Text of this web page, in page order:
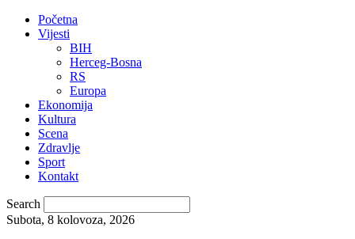
Početna
Vijesti
BIH
Herceg-Bosna
RS
Europa
Ekonomija
Kultura
Scena
Zdravlje
Sport
Kontakt
Search
Subota, 8 kolovoza, 2026